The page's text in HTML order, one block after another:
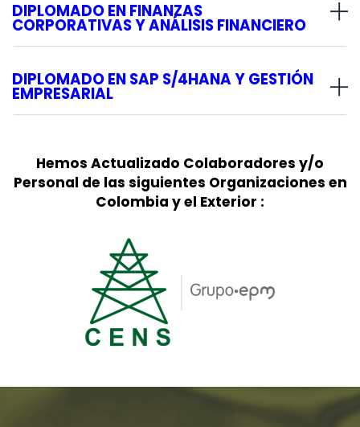
DIPLOMADO EN FINANZAS
CORPORATIVAS Y ANÁLISIS FINANCIERO
DIPLOMADO EN SAP S/4HANA Y GESTIÓN
EMPRESARIAL
Hemos Actualizado Colaboradores y/o
Personal de las siguientes Organizaciones en
Colombia y el Exterior :